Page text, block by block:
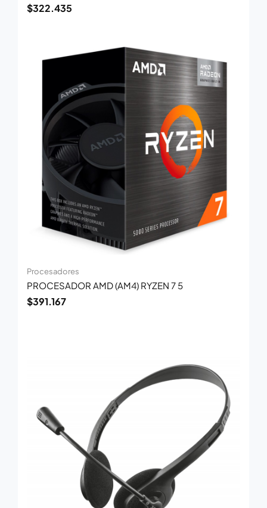
$322.435
Procesadores
PROCESADOR AMD (AM4) RYZEN 7 5
$391.167